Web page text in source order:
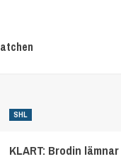
SHL
KLART: Brodin lämnar